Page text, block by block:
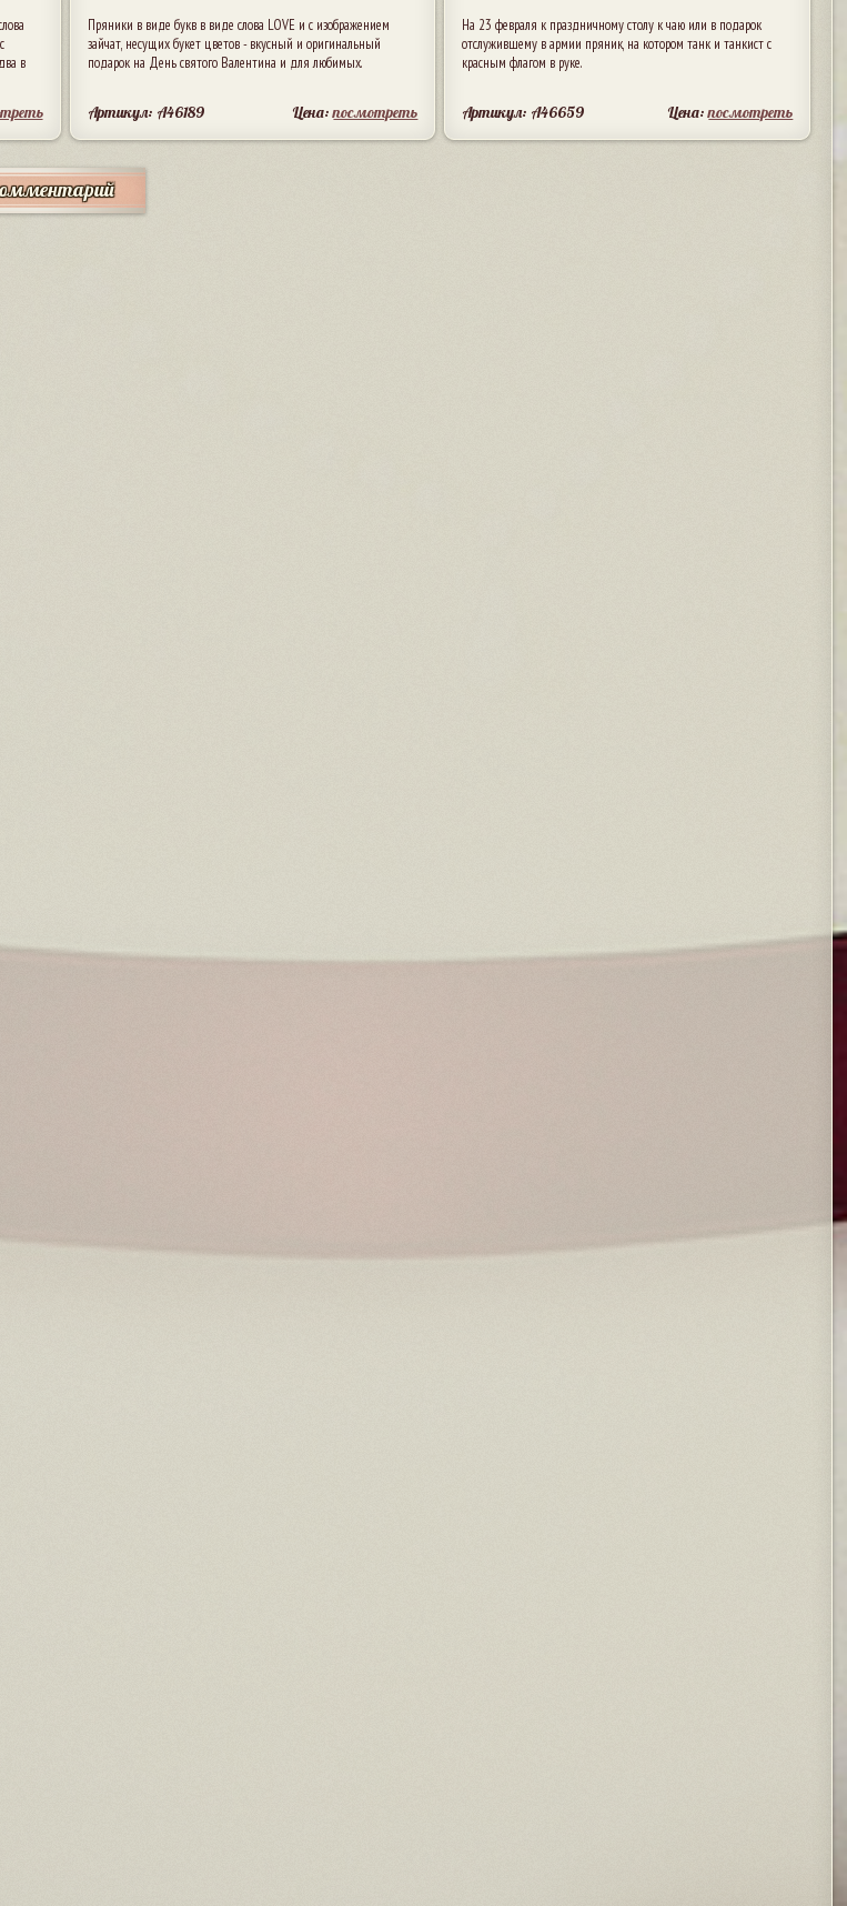
в
Пряники в виде букв в виде слова LOVE и с изображением
зайчат, несущих букет цветов - вкусный и оригинальный
подарок на День святого Валентина и для любимых.
Артикул: A46189 Цена:посмотреть
На 23 февраля к праздничному столу к чаю или в подарок
отслужившему в армии пряник, на котором танк и танкист с
красным флагом в руке.
Артикул: A46659 Цена:посмотреть